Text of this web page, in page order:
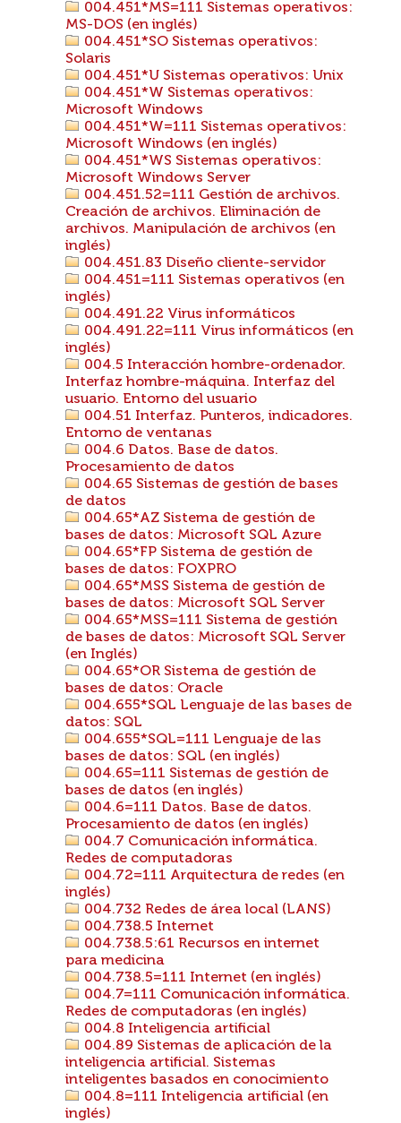
004.451*MS=111 Sistemas operativos:
MS-DOS (en inglés)
004.451*SO Sistemas operativos:
Solaris
004.451*U Sistemas operativos: Unix
004.451*W Sistemas operativos:
Microsoft Windows
004.451*W=111 Sistemas operativos:
Microsoft Windows (en inglés)
004.451*WS Sistemas operativos:
Microsoft Windows Server
004.451.52=111 Gestión de archivos.
Creación de archivos. Eliminación de
archivos. Manipulación de archivos (en
inglés)
004.451.83 Diseño cliente-servidor
004.451=111 Sistemas operativos (en
inglés)
004.491.22 Virus informáticos
004.491.22=111 Virus informáticos (en
inglés)
004.5 Interacción hombre-ordenador.
Interfaz hombre-máquina. Interfaz del
usuario. Entorno del usuario
004.51 Interfaz. Punteros, indicadores.
Entorno de ventanas
004.6 Datos. Base de datos.
Procesamiento de datos
004.65 Sistemas de gestión de bases
de datos
004.65*AZ Sistema de gestión de
bases de datos: Microsoft SQL Azure
004.65*FP Sistema de gestión de
bases de datos: FOXPRO
004.65*MSS Sistema de gestión de
bases de datos: Microsoft SQL Server
004.65*MSS=111 Sistema de gestión
de bases de datos: Microsoft SQL Server
(en Inglés)
004.65*OR Sistema de gestión de
bases de datos: Oracle
004.655*SQL Lenguaje de las bases de
datos: SQL
004.655*SQL=111 Lenguaje de las
bases de datos: SQL (en inglés)
004.65=111 Sistemas de gestión de
bases de datos (en inglés)
004.6=111 Datos. Base de datos.
Procesamiento de datos (en inglés)
004.7 Comunicación informática.
Redes de computadoras
004.72=111 Arquitectura de redes (en
inglés)
004.732 Redes de área local (LANS)
004.738.5 Internet
004.738.5:61 Recursos en internet
para medicina
004.738.5=111 Internet (en inglés)
004.7=111 Comunicación informática.
Redes de computadoras (en inglés)
004.8 Inteligencia artificial
004.89 Sistemas de aplicación de la
inteligencia artificial. Sistemas
inteligentes basados en conocimiento
004.8=111 Inteligencia artificial (en
inglés)